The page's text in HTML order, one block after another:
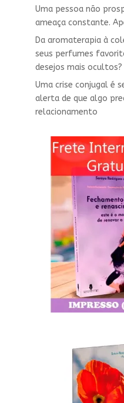
Uma pessoa não
ameaça constante.
Da aromaterapia à
seus perfumes
desejos mais ocultos?
Uma crise conjugal é
alerta de que algo
relacionamento